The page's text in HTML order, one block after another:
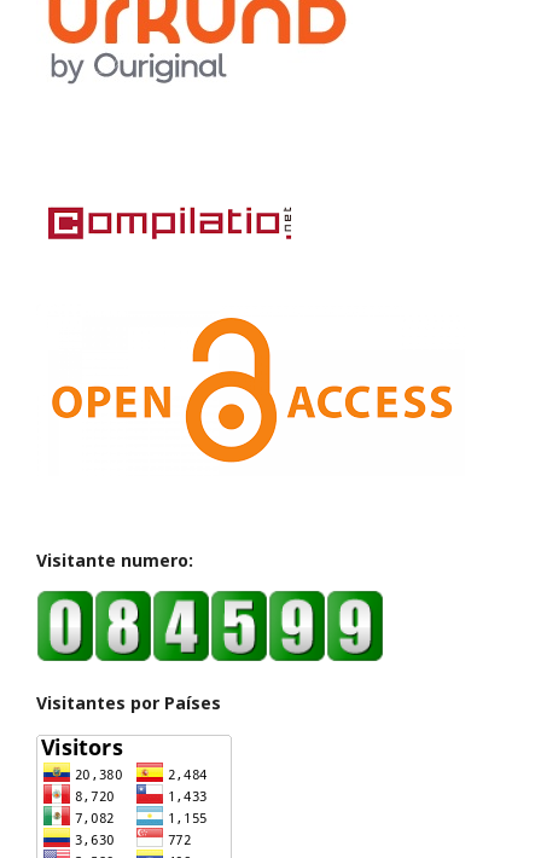
Visitante numero:
Visitantes por Países